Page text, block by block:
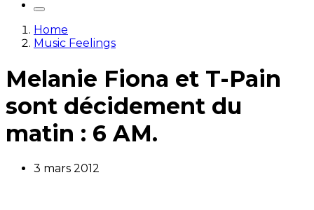
Home
Music Feelings
Melanie Fiona et T-Pain
sont décidement du
matin : 6 AM.
3 mars 2012